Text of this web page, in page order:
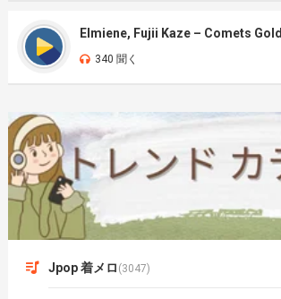
Elmiene, Fujii Kaze – Comets Gold
340 聞く
Jpop 着メロ (3047)